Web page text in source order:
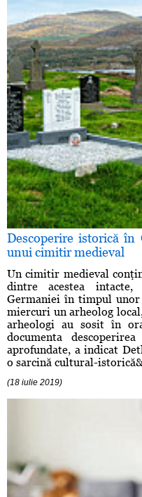
Descoperire istorică în
unui cimitir medieval
Un cimitir medieval
dintre acestea
Germaniei în timpul
miercuri un arheolog
arheologi au sosit în
documenta
aprofundate, a indicat
o sarcină cultural-
(18 iulie 2019)